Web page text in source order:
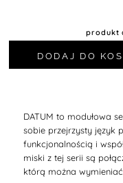
produkt
DODAJ DO
DATUM to modułowa
sobie przejrzysty język
funkcjonalnością i
miski z tej serii są
którą można